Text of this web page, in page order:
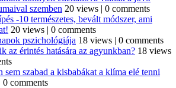
szemben 20 views | 0 comments
-10 természetes, bevált módszer, ami
20 views | 0 comments
pszichológiája 18 views | 0 comments
az érintés hatására az agyunkban? 18 views
sem szabad a kisbabákat a klíma elé tenni
0 comments